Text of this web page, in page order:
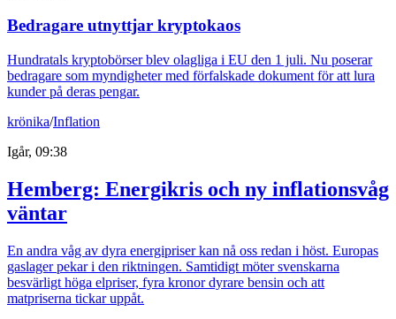
Bedragare utnyttjar kryptokaos
Hundratals kryptobörser blev olagliga i EU den 1 juli. Nu poserar
bedragare som myndigheter med förfalskade dokument för att lura
kunder på deras pengar.
krönika/Inflation
Igår, 09:38
Hemberg: Energikris och ny inflationsvåg
väntar
En andra våg av dyra energipriser kan nå oss redan i höst. Europas
gaslager pekar i den riktningen. Samtidigt möter svenskarna
besvärligt höga elpriser, fyra kronor dyrare bensin och att
matpriserna tickar uppåt.